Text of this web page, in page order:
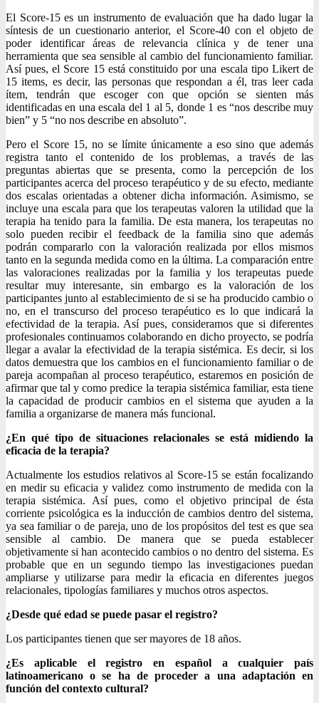
El Score-15 es un instrumento de evaluación que ha dado lugar la
síntesis de un cuestionario anterior, el Score-40 con el objeto de
poder identificar áreas de relevancia clínica y de tener una
herramienta que sea sensible al cambio del funcionamiento familiar.
Así pues, el Score 15 está constituido por una escala tipo Likert de
15 items, es decir, las personas que respondan a él, tras leer cada
ítem, tendrán que escoger con que opción se sienten más
identificadas en una escala del 1 al 5, donde 1 es “nos describe muy
bien” y 5 “no nos describe en absoluto”.
Pero el Score 15, no se límite únicamente a eso sino que además
registra tanto el contenido de los problemas, a través de las
preguntas abiertas que se presenta, como la percepción de los
participantes acerca del proceso terapéutico y de su efecto, mediante
dos escalas orientadas a obtener dicha información. Asimismo, se
incluye una escala para que los terapeutas valoren la utilidad que la
terapia ha tenido para la familia. De esta manera, los terapeutas no
solo pueden recibir el feedback de la familia sino que además
podrán compararlo con la valoración realizada por ellos mismos
tanto en la segunda medida como en la última. La comparación entre
las valoraciones realizadas por la familia y los terapeutas puede
resultar muy interesante, sin embargo es la valoración de los
participantes junto al establecimiento de si se ha producido cambio o
no, en el transcurso del proceso terapéutico es lo que indicará la
efectividad de la terapia. Así pues, consideramos que si diferentes
profesionales continuamos colaborando en dicho proyecto, se podría
llegar a avalar la efectividad de la terapia sistémica. Es decir, si los
datos demuestra que los cambios en el funcionamiento familiar o de
pareja acompañan al proceso terapéutico, estaremos en posición de
afirmar que tal y como predice la terapia sistémica familiar, esta tiene
la capacidad de producir cambios en el sistema que ayuden a la
familia a organizarse de manera más funcional.
¿En qué tipo de situaciones relacionales se está midiendo la
eficacia de la terapia?
Actualmente los estudios relativos al Score-15 se están focalizando
en medir su eficacia y validez como instrumento de medida con la
terapia sistémica. Así pues, como el objetivo principal de ésta
corriente psicológica es la inducción de cambios dentro del sistema,
ya sea familiar o de pareja, uno de los propósitos del test es que sea
sensible al cambio. De manera que se pueda establecer
objetivamente si han acontecido cambios o no dentro del sistema. Es
probable que en un segundo tiempo las investigaciones puedan
ampliarse y utilizarse para medir la eficacia en diferentes juegos
relacionales, tipologías familiares y muchos otros aspectos.
¿Desde qué edad se puede pasar el registro?
Los participantes tienen que ser mayores de 18 años.
¿Es aplicable el registro en español a cualquier país
latinoamericano o se ha de proceder a una adaptación en
función del contexto cultural?